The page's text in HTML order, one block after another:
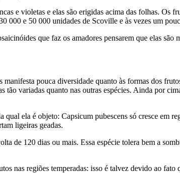
e violetas e elas são erigidas acima das folhas. Os
000 e 50 000 unidades de Scoville e às vezes um
que faz os amadores pensarem que elas
pouca diversidade quanto às formas dos
tão variadas quanto nas outras espécies. Ainda por
ela é objeto: Capsicum pubescens só cresce em
ligeiras geadas.
de 120 dias ou mais. Essa espécie tolera bem a
nas regiões temperadas: isso é talvez devido ao